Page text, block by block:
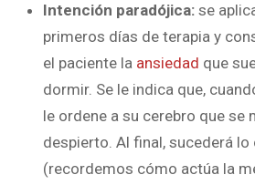
Intención paradójica: se
primeros días de terapia y
el paciente la ansiedad que
dormir. Se le indica que,
le ordene a su cerebro que se
despierto. Al final, sucederá
(recordemos cómo actúa la